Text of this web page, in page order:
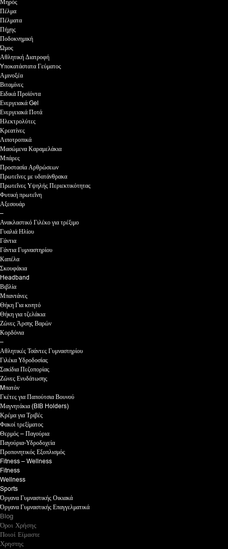
Μηρός
Πέλμα
Πέλματα
Πήχης
Ποδοκνημική
Ώμος
Αθλητική Διατροφή
Yποκατάστατα Γεύματος
Αμινοξέα
Βιταμίνες
Ειδικά Προϊόντα
Ενεργειακά Gel
Ενεργειακά Ποτά
Ηλεκτρολύτες
Κρεατίνες
Λιποτροπικά
Μασώμενα Καραμελάκια
Μπάρες
Προστασία Αρθρώσεων
Πρωτεΐνες με υδατάνθρακα
Πρωτεΐνες Υψηλής Περιεκτικότητας
Φυτική πρωτεΐνη
Αξεσουάρ
–
Ανακλαστικό Γιλέκο για τρέξιμο
Γυαλιά Ηλίου
Γάντια
Γάντια Γυμναστηρίου
Καπέλα
Σκουφάκια
Headband
Βιβλία
Μπαντάνες
Θήκη Για κινητό
Θήκη για τζελάκια
Ζώνες Άρσης Βαρών
Κορδόνια
–
Αθλητικές Τσάντες Γυμναστηρίου
Γιλέκα Υδροδοσίας
Σακίδια Πεζοπορίας
Ζώνες Ενυδάτωσης
Mπατόν
Γκέτες για Παπούτσια Βουνού
Μαγνητάκια (BIB Holders)
Κρέμα για Τριβές
Φακοί τρεξίματος
Θερμός – Παγούρια
Παγούρια-Υδροδοχεία
Προπονητικός Εξοπλισμός
Fitness – Wellness
Fitness
Wellness
Sports
Όργανα Γυμναστικής Οικιακά
Όργανα Γυμναστικής Επαγγελματικά
Blog
Όροι Χρήσης
Ποιοί Είμαστε
Χρηστης